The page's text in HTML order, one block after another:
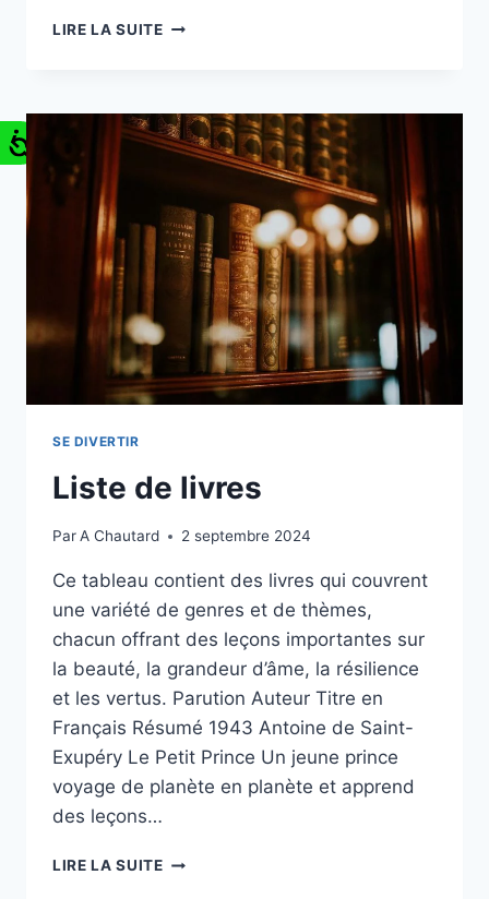
LIRE LA SUITE
SE DIVERTIR
Liste de livres
ParA Chautard 2 septembre 2024
Ce tableau contient des livres qui couvrent
une variété de genres et de thèmes,
chacun offrant des leçons importantes sur
la beauté, la grandeur d’âme, la résilience
et les vertus. Parution Auteur Titre en
Français Résumé 1943 Antoine de Saint-
Exupéry Le Petit Prince Un jeune prince
voyage de planète en planète et apprend
des leçons…
LIRE LA SUITE